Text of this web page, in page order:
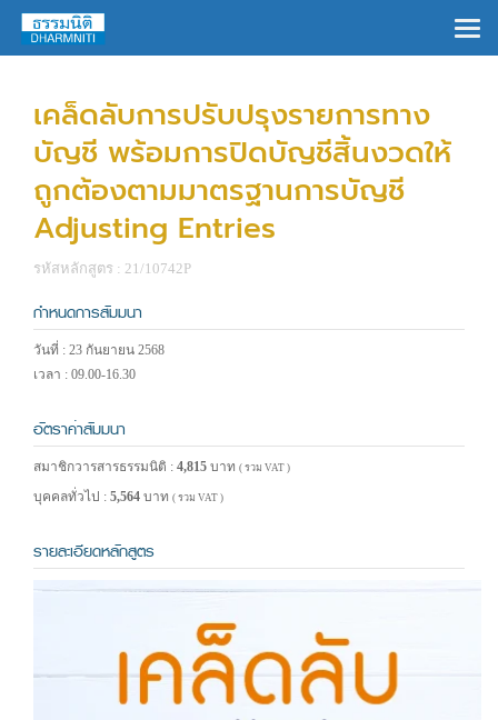
เคล็ดลับการปรับปรุงรายการทาง
บัญชี พร้อมการปิดบัญชีสิ้นงวดให้
ถูกต้องตามมาตรฐานการบัญชี
Adjusting Entries
รหัสหลักสูตร : 21/10742P
กำหนดการสัมมนา
วันที่ : 23 กันยายน 2568
เวลา : 09.00-16.30
อัตราค่าสัมมนา
สมาชิกวารสารธรรมนิติ : 4,815 บาท ( รวม VAT )
บุคคลทั่วไป : 5,564 บาท ( รวม VAT )
รายละเอียดหลักสูตร
×